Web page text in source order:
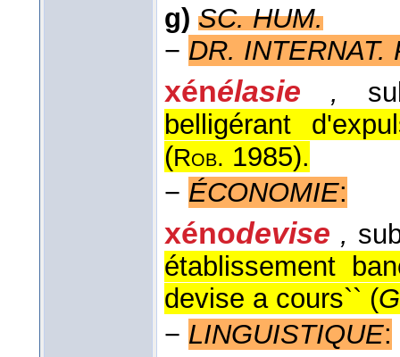
g) SC. HUM.
− DR. INTERNAT.
xénélasie ,
belligérant
(Rob. 1985).
− ÉCONOMIE:
xénodevise ,
établissement
devise a cours`` (
− LINGUISTIQUE: